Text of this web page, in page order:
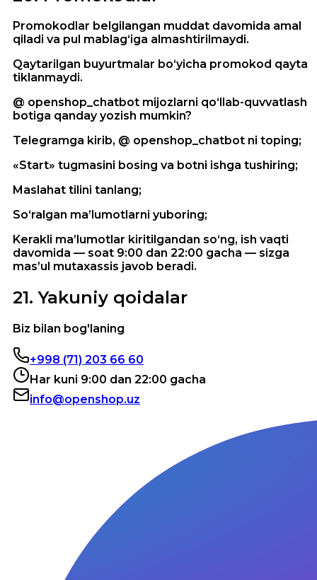
Promokodlar belgilangan muddat davomida amal
qiladi va pul mablag‘iga almashtirilmaydi.
Qaytarilgan buyurtmalar bo‘yicha promokod qayta
tiklanmaydi.
@ openshop_chatbot mijozlarni qo‘llab-quvvatlash
botiga qanday yozish mumkin?
Telegramga kirib, @ openshop_chatbot ni toping;
«Start» tugmasini bosing va botni ishga tushiring;
Maslahat tilini tanlang;
So‘ralgan ma’lumotlarni yuboring;
Kerakli ma’lumotlar kiritilgandan so‘ng, ish vaqti
davomida — soat 9:00 dan 22:00 gacha — sizga
mas’ul mutaxassis javob beradi.
21.Yakuniy qoidalar
Biz bilan bog'laning
+998 (71) 203 66 60
Har kuni 9:00 dan 22:00 gacha
info@openshop.uz